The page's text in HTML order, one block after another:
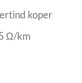
koper
Ω/km